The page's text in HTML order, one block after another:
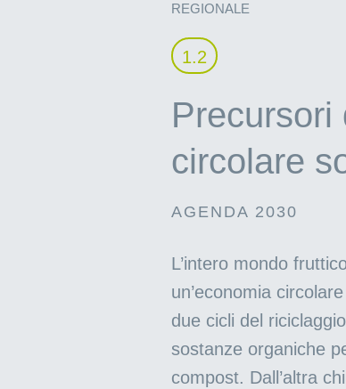
REGIONALE
1.2
Precursori
circolare
AGENDA 2030
L’intero mondo
un’economia
due cicli del
sostanze organiche
compost. Dall’altra